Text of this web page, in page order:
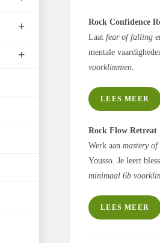
Rock Confidence
Laatfear of falling
mentale
voorklimmen.
LEES MEER
Rock Flow Retreat
Werk aanmastery of
Yousso. Je leert
minimaal 6b
LEES MEER